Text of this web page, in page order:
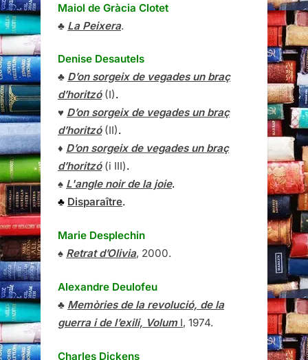
Maiol de Gràcia Clotet
♣ La Peixera.
Denise Desautels
♣ D’on sorgeix de vegades un braç
d’horitzó(I).
♥ D’on sorgeix de vegades un braç
d’horitzó(II).
♦ D’on sorgeix de vegades un braç
d’horitzó(i III).
♠ L'angle noir de la joie.
♣ Disparaître.
Marie Desplechin
♠ Retrat d’Olivia, 2000.
Alexandre Deulofeu
♣ Memòries de la revolució, de la
guerra i de l’exili, Volum I, 1974.
Charles Dickens